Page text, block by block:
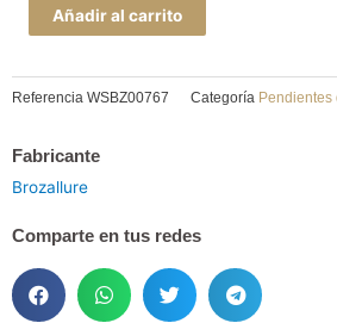
pureza
con
discos
cantidad
Añadir al carrito
Referencia WSBZ00767 Categoría Pendientes
Fabricante
Brozallure
Comparte en tus redes